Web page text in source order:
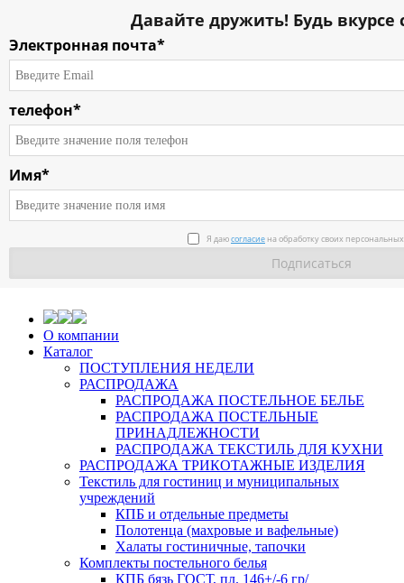
Давайте дружить! Будь вкурсе
Электронная почта*
телефон*
Имя*
Я даюсогласие на обработку своих
О компании
Каталог
ПОСТУПЛЕНИЯ НЕДЕЛИ
РАСПРОДАЖА
РАСПРОДАЖА ПОСТЕЛЬНОЕ БЕЛЬЕ
РАСПРОДАЖА ПОСТЕЛЬНЫЕ
ПРИНАДЛЕЖНОСТИ
РАСПРОДАЖА ТЕКСТИЛЬ ДЛЯ КУХНИ
РАСПРОДАЖА ТРИКОТАЖНЫЕ ИЗДЕЛИЯ
Текстиль для гостиниц и муниципальных
учреждений
КПБ и отдельные предметы
Полотенца (махровые и вафельные)
Халаты гостиничные, тапочки
Комплекты постельного белья
КПБ бязь ГОСТ, пл. 146+/-6 гр/